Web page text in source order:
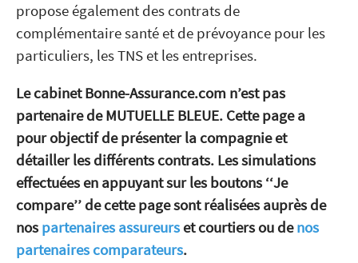
propose également des contrats de
complémentaire santé et de prévoyance pour les
particuliers, les TNS et les entreprises.
Le cabinet Bonne-Assurance.com n’est pas
partenaire de MUTUELLE BLEUE. Cette page a
pour objectif de présenter la compagnie et
détailler les différents contrats. Les simulations
effectuées en appuyant sur les boutons ‘‘Je
compare’’ de cette page sont réalisées auprès de
nos partenaires assureurs et courtiers ou de nos
partenaires comparateurs.